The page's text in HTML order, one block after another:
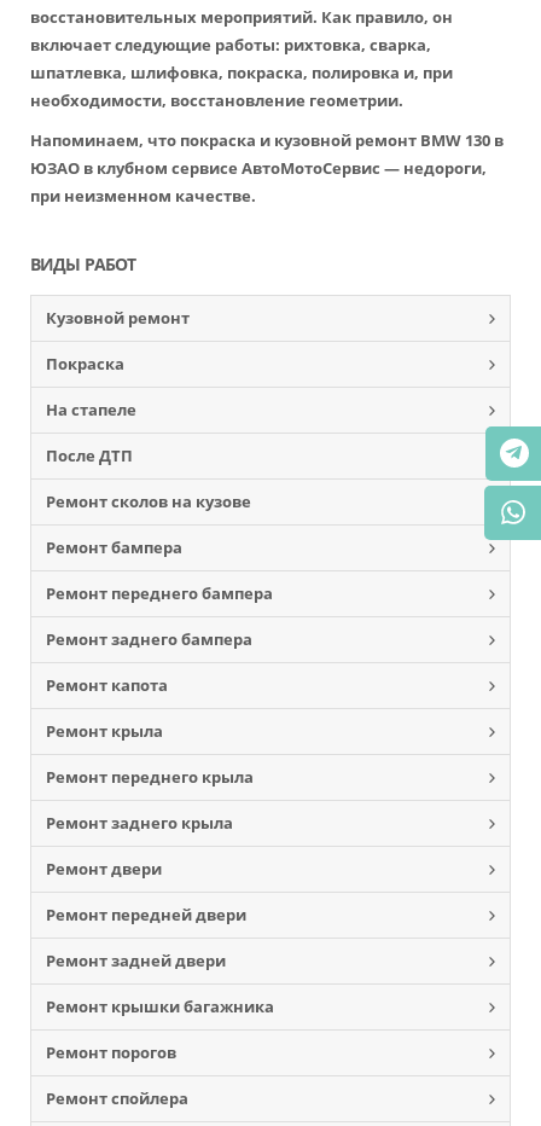
восстановительных мероприятий. Как правило, он
включает следующие работы: рихтовка, сварка,
шпатлевка, шлифовка, покраска, полировка и, при
необходимости, восстановление геометрии.
Напоминаем, что покраска и кузовной ремонт BMW 130 в
ЮЗАО в клубном сервисе АвтоМотоСервис — недороги,
при неизменном качестве.
ВИДЫ РАБОТ
Кузовной ремонт
Покраска
На стапеле
После ДТП
Ремонт сколов на кузове
Ремонт бампера
Ремонт переднего бампера
Ремонт заднего бампера
Ремонт капота
Ремонт крыла
Ремонт переднего крыла
Ремонт заднего крыла
Ремонт двери
Ремонт передней двери
Ремонт задней двери
Ремонт крышки багажника
Ремонт порогов
Ремонт спойлера